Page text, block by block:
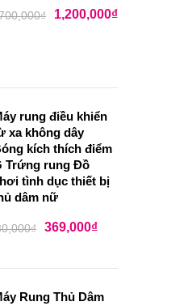
₫ 1,200,000₫
rung điều khiển
xa không dây
kích thích điểm
Trứng rung Đồ
tình dục thiết bị
dâm nữ
₫ 369,000₫
Rung Thủ Dâm